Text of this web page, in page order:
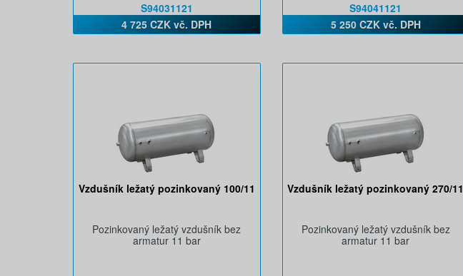
S94031121
4 725 CZK vč. DPH
S94041121
5 250 CZK vč. DPH
Vzdušník ležatý pozinkovaný 100/11
Pozinkovaný ležatý vzdušník bez
armatur 11 bar
Vzdušník ležatý pozinkovaný 270/11
Pozinkovaný ležatý vzdušník bez
armatur 11 bar